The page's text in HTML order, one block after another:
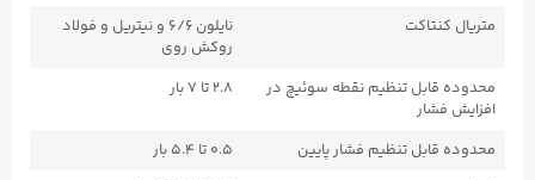
متریال کنتاکت
نایلون ۶/۶ و نیتریل و فولاد
روکش روی
محدوده قابل تنظیم نقطه سوئیچ در
افزایش فشار
۲.۸ تا ۷ بار
محدوده قابل تنظیم فشار پایین
۰.۵ تا ۵.۴ بار